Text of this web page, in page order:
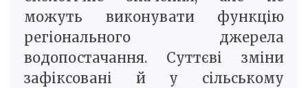
можуть виконувати функцію
регіонального джерела
водопостачання. Суттєві зміни
зафіксовані й у сільському